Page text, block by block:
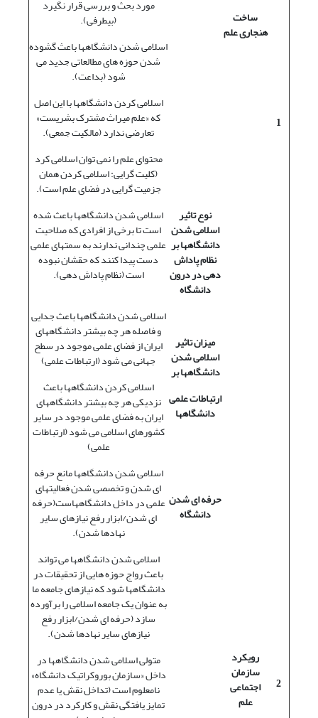
1
ساخت
هنجاری علم
مورد بحث و بررسی قرار نگیرد
(بیطرفی).
اسلامی شدن دانشگاهها باعث گشوده
شدن حوزه های مطالعاتی جدید می
شود (بداعت).
اسلامی کردن دانشگاهها با این اصل
که «علم میراث مشترک بشریست»
تعارضی ندارد (مالکیت جمعی).
محتوای علم را نمی توان اسلامی کرد
(کلیت گرایی: اسلامی کردن همان
جزمیت گرایی در فضای علم است).
نوع تاثیر
اسلامی شدن
دانشگاهها بر
نظام پاداش
دهی در درون
دانشگاه
اسلامی شدن دانشگاهها باعث شده
است تا برخی از افرادی که صلاحیت
علمی چندانی ندارند به سمتهای علمی
دست پیدا کنند که حقشان نبوده
است (نظام پاداش دهی).
میزان تاثیر
اسلامی شدن
دانشگاهها بر
ارتباطات علمی
دانشگاهها
اسلامی شدن دانشگاهها باعث جدایی
و فاصله هر چه بیشتر دانشگاههای
ایران از فضای علمی موجود در سطح
جهانی می شود (ارتباطات علمی)
اسلامی کردن دانشگاهها باعث
نزدیکی هر چه بیشتر دانشگاههای
ایران به فضای علمی موجود در سایر
کشورهای اسلامی می شود (ارتباطات
علمی)
2
رویکرد
سازمان
اجتماعی
علم
حرفه ای شدن
دانشگاه
اسلامی شدن دانشگاهها مانع حرفه
ای شدن و تخصصی شدن فعالیتهای
علمی در داخل دانشگاههاست(حرفه
ای شدن/ابزار رفع نیازهای سایر
نهادها شدن).
اسلامی شدن دانشگاهها می تواند
باعث رواج حوزه هایی از تحقیقات در
دانشگاهها شود که نیازهای جامعه ما
به عنوان یک جامعه اسلامی را برآورده
سازد (حرفه ای شدن/ابزار رفع
نیازهای سایر نهادها شدن).
متولی اسلامی شدن دانشگاهها در
داخل «سازمان بوروکراتیک دانشگاه»
نامعلوم است (تداخل نقش یا عدم
تمایز یافتگی نقش و کارکرد در درون